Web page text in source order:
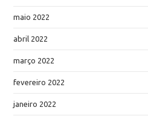
maio 2022
abril 2022
março 2022
fevereiro 2022
janeiro 2022